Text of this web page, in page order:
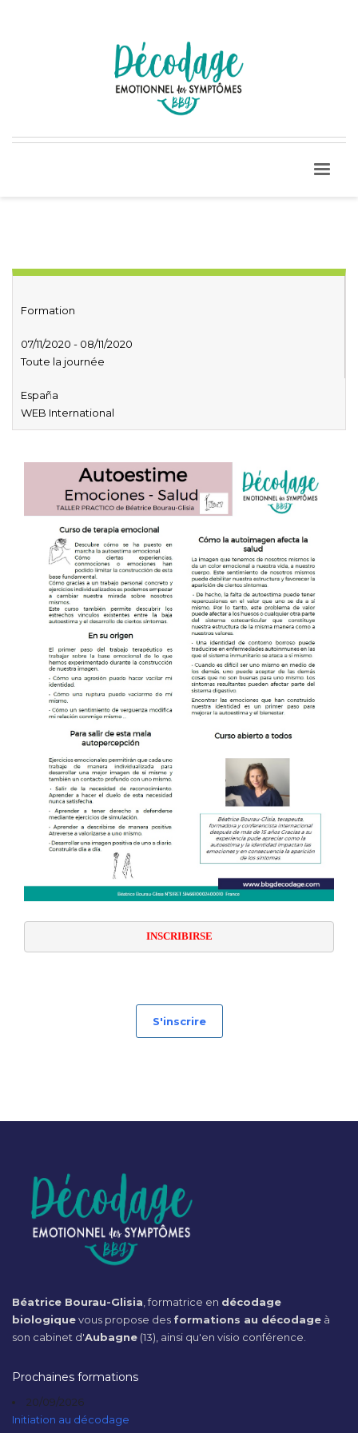
Formation
07/11/2020 - 08/11/2020
Toute la journée
España
WEB International
INSCRIBIRSE
S'inscrire
Béatrice Bourau-Glisia , formatrice en décodage
biologiquevous propose des formations au décodage à
son cabinet d'Aubagne (13), ainsi qu'en visio conférence.
Prochaines formations
20/09/2026
Initiation au décodage